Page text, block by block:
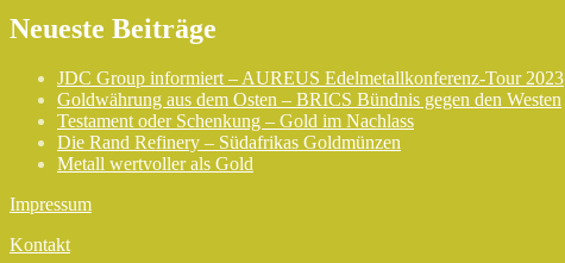
Neueste Beiträge
JDC Group informiert – AUREUS Edelmetallkonferenz-Tour 2023
Goldwährung aus dem Osten – BRICS Bündnis gegen den Westen
Testament oder Schenkung – Gold im Nachlass
Die Rand Refinery – Südafrikas Goldmünzen
Metall wertvoller als Gold
Impressum
Kontakt